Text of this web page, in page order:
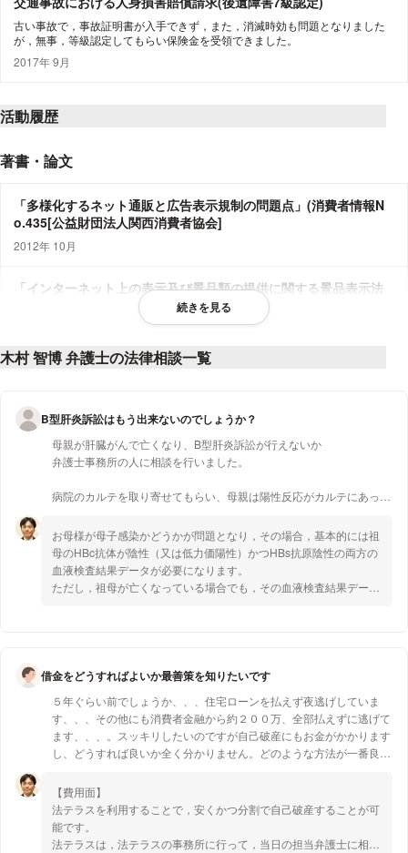
古い事故で，事故証明書が入手できず，また，消滅時効も問題となりました
が，無事，等級認定してもらい保険金を受領できました。
2017年 9月
活動履歴
著書・論文
「多様化するネット通販と広告表示規制の問題点」(消費者情報N
o.435[公益財団法人関西消費者協会]
2012年 10月
「インターネット上の表示及び景品類の提供に関する景品表示法
上の考え方について－『口コミサイト』と『カード合わせ』」(公
正取引No.744[公益財団法人公正取引協会]
2014年 7月
「消費者行政法」 (勁草法律実務シリーズ[勁草書房]
「遺留分の法律と実務 第二次改訂版―相続・遺言における遺留分
減殺の機能―」[ぎょうせい。埼玉弁護士会]
2018年 5月
続きを見る
木村 智博 弁護士の法律相談一覧
B型肝炎訴訟はもう出来ないのでしょうか？
母親が肝臓がんで亡くなり、B型肝炎訴訟が行えないか
弁護士事務所の人に相談を行いました。
病院のカルテを取り寄せてもらい、母親は陽性反応がカルテにあった
訴訟対象の条件にはなるそうでしたが、母親のお母さん（私から見て
おばあさん）のカルテも必要だと言われ
（どちらの記録か忘れました）
そちらの記録がない以上、母親が要件を満たしていても訴訟が行えな
いと言われました。
実際にB型肝炎訴訟は、どうやっても出来ないのでしょうか？
お母様が母子感染かどうかが問題となり，その場合，基本的には祖
母のHBc抗体が陰性（又は低力価陽性）かつHBs抗原陰性の両方の
血液検査結果データが必要になります。
ただし，祖母が亡くなっている場合でも，その血液検査結果データ
うちの1人のHBs抗原が陰性かつHBc抗体が陰性（又は低力価陽
年長のきょうだいがいない場合，さらに法務本省が個別判断を行っ
て，非母子感染と判断してくれる場合もあります。
合の見通しについて検討できますので，詳しい事務所に検討を依頼
するのがよいと思います。
借金をどうすればよいか最善策を知りたいです
５年ぐらい前でしょうか、、、住宅ローンを払えず夜逃げしていま
す、、、その他にも消費者金融から約２００万、全部払えずに逃げて
ます、、、。スッキリしたいのですが自己破産にもお金がかかります
し、どうすれば良いか全く分かりません。どのような方法が一番良い
【費用面】
法テラスを利用することで，安くかつ分割で自己破産することが可
能です。
法テラスは，法テラスの事務所に行って，当日の担当弁護士に相談